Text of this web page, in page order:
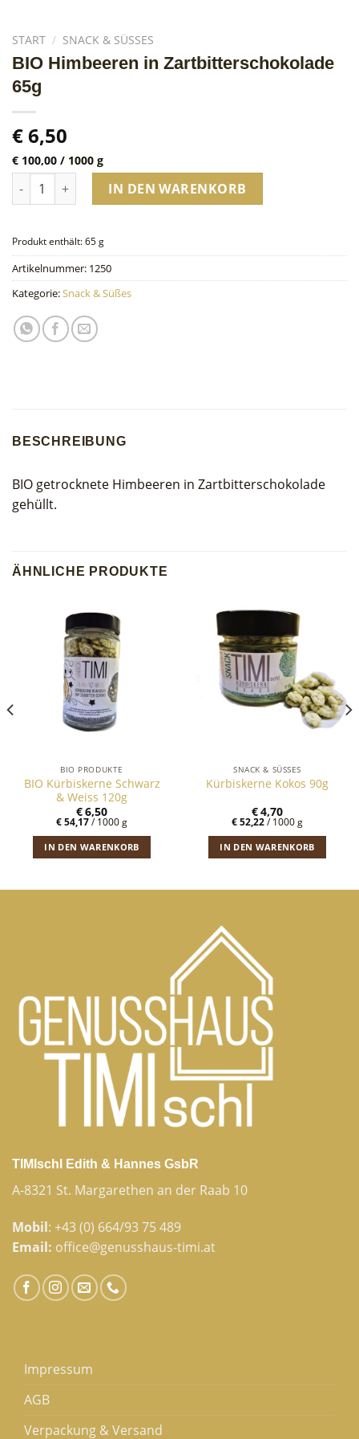
START / SNACK & SÜSSES
BIO Himbeeren in Zartbitterschokolade
65g
€6,50
€ 100,00/ 1000 g
BIO Himbeeren in Zartbitterschokolade 65g Menge
IN DEN WARENKORB
Produkt enthält: 65 g
Artikelnummer: 1250
Kategorie:Snack & Süßes
BESCHREIBUNG
BIO getrocknete Himbeeren in Zartbitterschokolade
gehüllt.
ÄHNLICHE PRODUKTE
BIO PRODUKTE
BIO Kürbiskerne Schwarz
& Weiss 120g
€6,50
€54,17/1000g
IN DEN WARENKORB
SNACK & SÜSSES
Kürbiskerne Kokos 90g
€4,70
€52,22/1000g
IN DEN WARENKORB
TIMIschl Edith & Hannes GsbR
A-8321 St. Margarethen an der Raab 10
Mobil: +43 (0) 664/93 75 489
Email: office@genusshaus-timi.at
Impressum
AGB
Verpackung & Versand